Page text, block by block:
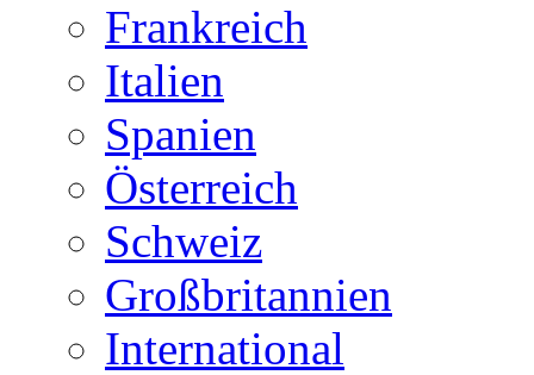
Frankreich
Italien
Spanien
Österreich
Schweiz
Großbritannien
International